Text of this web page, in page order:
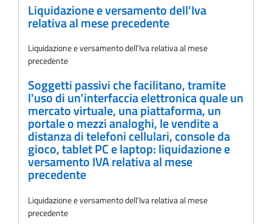
Liquidazione e versamento dell'Iva
relativa al mese precedente
Liquidazione e versamento dell'Iva relativa al mese
precedente
Soggetti passivi che facilitano, tramite
l'uso di un'interfaccia elettronica quale un
mercato virtuale, una piattaforma, un
portale o mezzi analoghi, le vendite a
distanza di telefoni cellulari, console da
gioco, tablet PC e laptop: liquidazione e
versamento IVA relativa al mese
precedente
Liquidazione e versamento dell'Iva relativa al mese
precedente